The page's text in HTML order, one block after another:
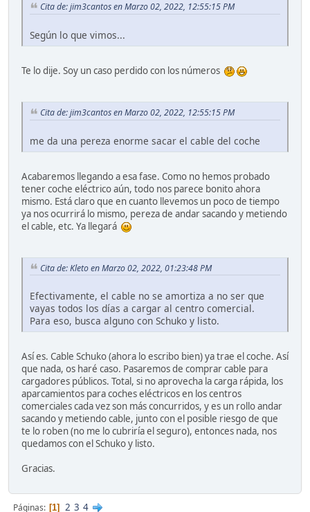
Cita de: jim3cantos en Marzo 02, 2022, 12:55:15 PM
Según lo que vimos...
Te lo dije. Soy un caso perdido con los números
Cita de: jim3cantos en Marzo 02, 2022, 12:55:15 PM
me da una pereza enorme sacar el cable del coche
Acabaremos llegando a esa fase. Como no hemos probado
tener coche eléctrico aún, todo nos parece bonito ahora
mismo. Está claro que en cuanto llevemos un poco de tiempo
ya nos ocurrirá lo mismo, pereza de andar sacando y metiendo
el cable, etc. Ya llegará
Cita de: Kleto en Marzo 02, 2022, 01:23:48 PM
Efectivamente, el cable no se amortiza a no ser que
vayas todos los días a cargar al centro comercial.
Para eso, busca alguno con Schuko y listo.
Así es. Cable Schuko (ahora lo escribo bien) ya trae el coche. Así
que nada, os haré caso. Pasaremos de comprar cable para
cargadores públicos. Total, si no aprovecha la carga rápida, los
aparcamientos para coches eléctricos en los centros
comerciales cada vez son más concurridos, y es un rollo andar
sacando y metiendo cable, junto con el posible riesgo de que
te lo roben (no me lo cubriría el seguro), entonces nada, nos
quedamos con el Schuko y listo.
Gracias.
Páginas 1 2 3 4